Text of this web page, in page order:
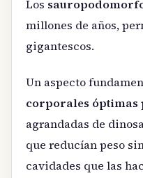
Los
millones de años,
gigantescos.
Un aspecto
corporales óptimas
agrandadas de
que reducían peso
cavidades que las